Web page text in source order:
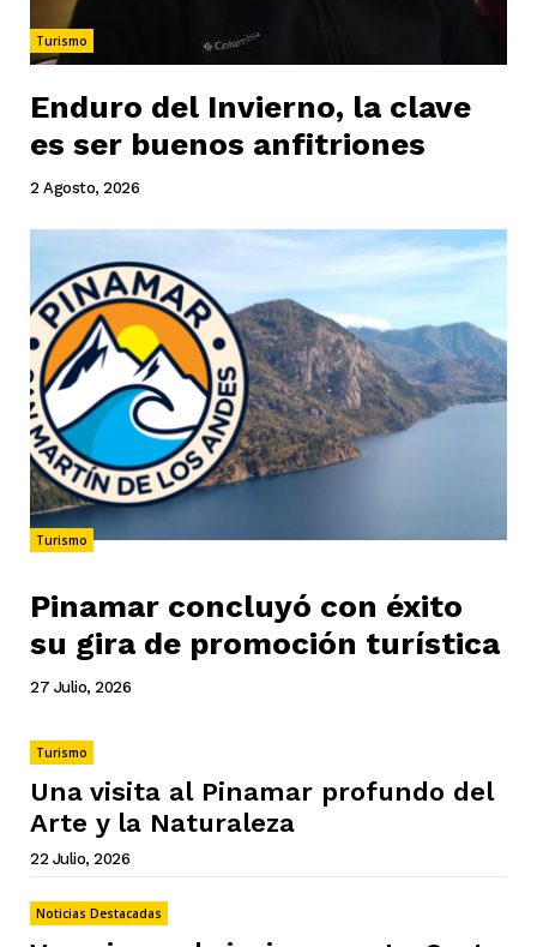
Turismo
Enduro del Invierno, la clave
es ser buenos anfitriones
2 Agosto, 2026
Turismo
Pinamar concluyó con éxito
su gira de promoción turística
27 Julio, 2026
Turismo
Una visita al Pinamar profundo del
Arte y la Naturaleza
22 Julio, 2026
Noticias Destacadas